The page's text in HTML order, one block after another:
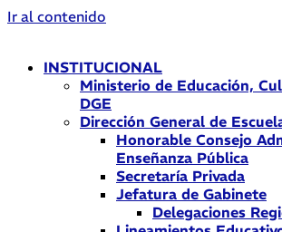
Ir al contenido
INSTITUCIONAL
Ministerio de Educación,
DGE
Dirección General de
Honorable Consejo
Enseñanza Pública
Secretaría Privada
Jefatura de Gabinete
Delegaciones